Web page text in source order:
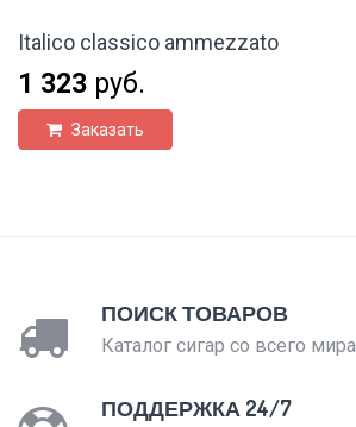
Italico classico ammezzato
1 323 руб.
Заказать
ПОИСК ТОВАРОВ
Каталог сигар со всего мира
ПОДДЕРЖКА 24/7